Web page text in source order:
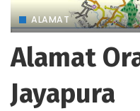
ALAMAT
Alamat
Jayapura